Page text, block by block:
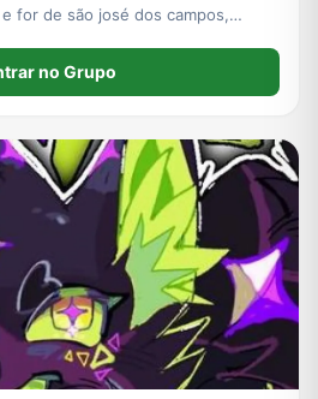
for de são josé dos campos,
não perca tempo, junte-se a nós!!!
no Grupo